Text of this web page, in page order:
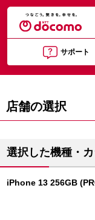
サポート
店舗の選択
選択した機種・
iPhone 13 256GB